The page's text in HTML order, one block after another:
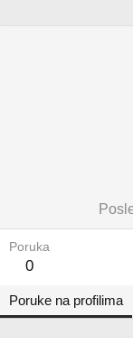
Poruka
0
Poruke na profilima